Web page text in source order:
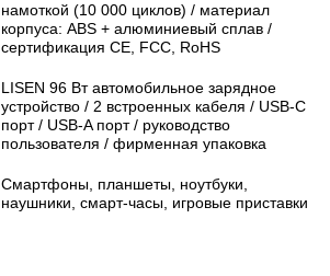
намоткой (10 000 циклов) / материал
корпуса: ABS + алюминиевый сплав /
сертификация CE, FCC, RoHS
LISEN 96 Вт автомобильное зарядное
устройство / 2 встроенных кабеля / USB-C
порт / USB-A порт / руководство
пользователя / фирменная упаковка
Смартфоны, планшеты, ноутбуки,
наушники, смарт-часы, игровые приставки